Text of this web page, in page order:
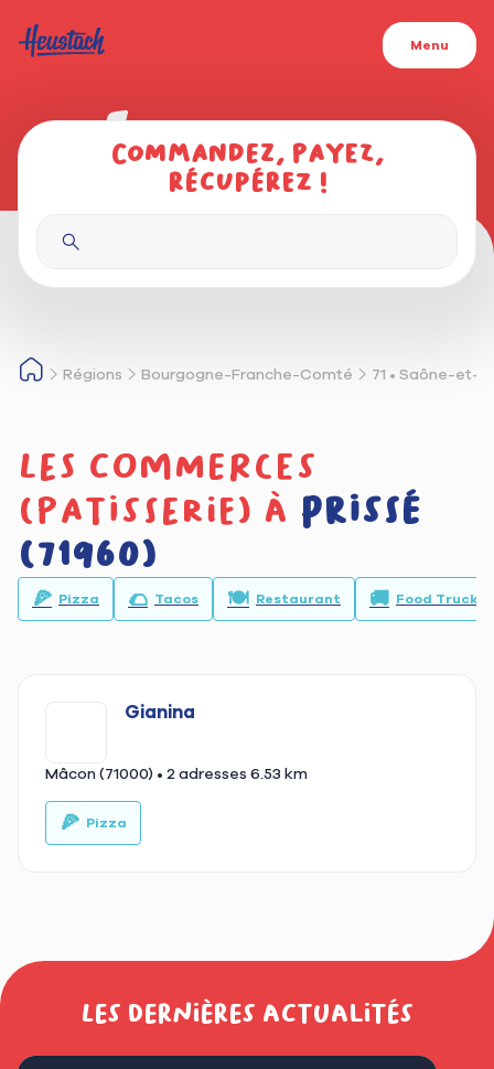
Menu
Commandez, payez,
récupérez !
Régions Bourgogne-Franche-Comté 71 • Saône-et-
Les commerces
(patisserie) à Prissé
(71960)
🍕 Pizza 🌮 Tacos 🍽️ Restaurant 🚚 Food Truck
Gianina
Mâcon (71000) • 2 adresses 6.53 km
🍕 Pizza
Les dernières actualités